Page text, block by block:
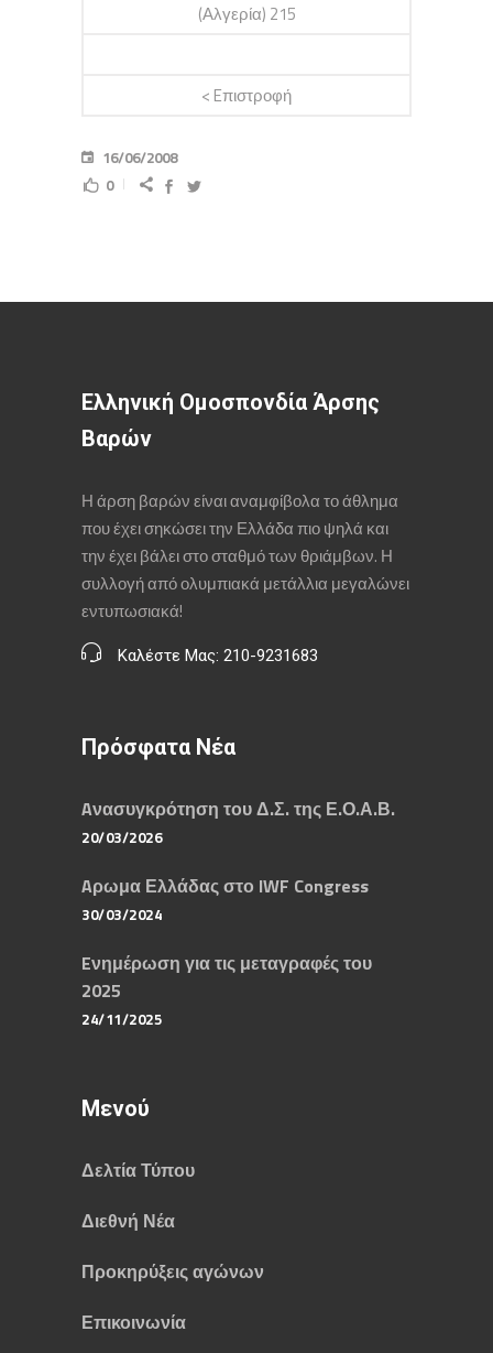
(Αλγερία) 215
< Eπιστροφή
16/06/2008
0
Ελληνική Ομοσπονδία Άρσης
Βαρών
Η άρση βαρών είναι αναμφίβολα το άθλημα
που έχει σηκώσει την Ελλάδα πιο ψηλά και
την έχει βάλει στο σταθμό των θριάμβων. Η
συλλογή από ολυμπιακά μετάλλια μεγαλώνει
εντυπωσιακά!
Καλέστε Μας: 210-9231683
Πρόσφατα Νέα
Aνασυγκρότηση του Δ.Σ. της Ε.Ο.Α.Β.
20/03/2026
Aρωμα Ελλάδας στο IWF Congress
30/03/2024
Eνημέρωση για τις μεταγραφές του
2025
24/11/2025
Μενού
Δελτία Τύπου
Διεθνή Νέα
Προκηρύξεις αγώνων
Επικοινωνία